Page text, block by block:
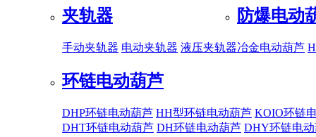
夹轨器
手动夹轨器 电动夹轨器 液压夹轨器
防爆电动
冶金电动葫芦
环链电动葫芦
DHP环链电动葫芦 HH型环链电动葫芦 KOIO环链
DHT环链电动葫芦 DH环链电动葫芦 DHY环链电